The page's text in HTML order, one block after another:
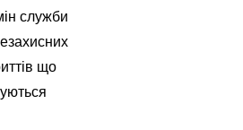
служби
що